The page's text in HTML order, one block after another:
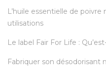
L’huile essentielle de
utilisations
Le label Fair For Life :
Fabriquer son désodorisant